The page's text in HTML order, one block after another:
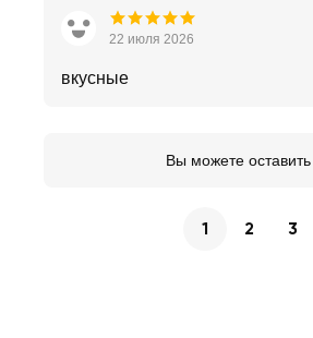
22 июля 2026
вкусные
Вы можете
1 2 3